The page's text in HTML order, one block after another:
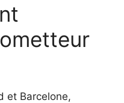
et Barcelone,